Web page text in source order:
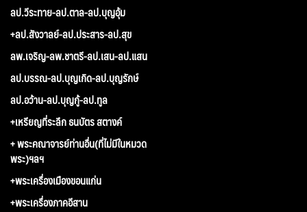
ลป.วีระทาย-ลป.ตาล-ลป.บุญอุ้ม
+ลป.สังวาลย์-ลป.ประสาร-ลป.สุข
ลพ.เจริญ-ลพ.ชาตรี-ลป.เสน-ลป.แสน
ลป.บรรณ-ลป.บุญเกิด-ลป.บุญรักษ์
ลป.อว้าน-ลป.บุญกู้-ลป.ทูล
+เหรียญที่ระลึก ธนบัตร สตางค์
+ พระคณาจารย์ท่านอื่น(ที่ไม่มีในหมวด
พระ)ฯลฯ
+พระเครื่องเมืองขอนแก่น
+พระเครื่องภาคอีสาน